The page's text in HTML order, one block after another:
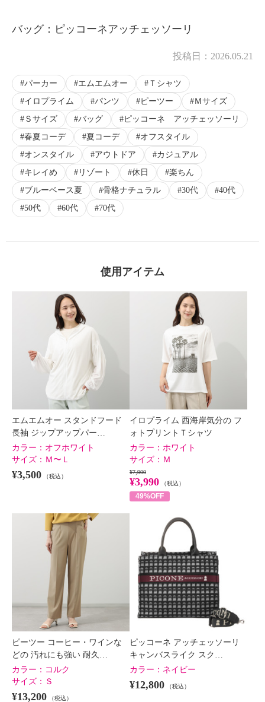
バッグ：ピッコーネアッチェッソーリ
投稿日： 2026.05.21
パーカー エムエムオー
Ｔシャツ
イロプライム
パンツ ピーツー
Ｍサイズ
Ｓサイズ
バッグ
ピッコーネ アッチェッソーリ
春夏コーデ
夏コーデ
オフスタイル
オンスタイル
アウトドア
カジュアル
キレイめ
リゾート 休日
楽ちん
ブルーベース夏
骨格ナチュラル 30代
40代
50代
60代 70代
使用アイテム
エムエムオー スタンドフード
長袖 ジップアップパー…
カラー： オフホワイト
サイズ： Ｍ〜Ｌ
¥3,500 （税込）
イロプライム 西海岸気分の フ
ォトプリントＴシャツ
カラー： ホワイト
サイズ： Ｍ
¥7,900
¥3,990 （税込）
49%OFF
ピーツー コーヒー・ワインな
どの 汚れにも強い 耐久…
カラー： コルク
サイズ： Ｓ
¥13,200 （税込）
ピッコーネ アッチェッソーリ
キャンバスライク スク…
カラー： ネイビー
¥12,800 （税込）